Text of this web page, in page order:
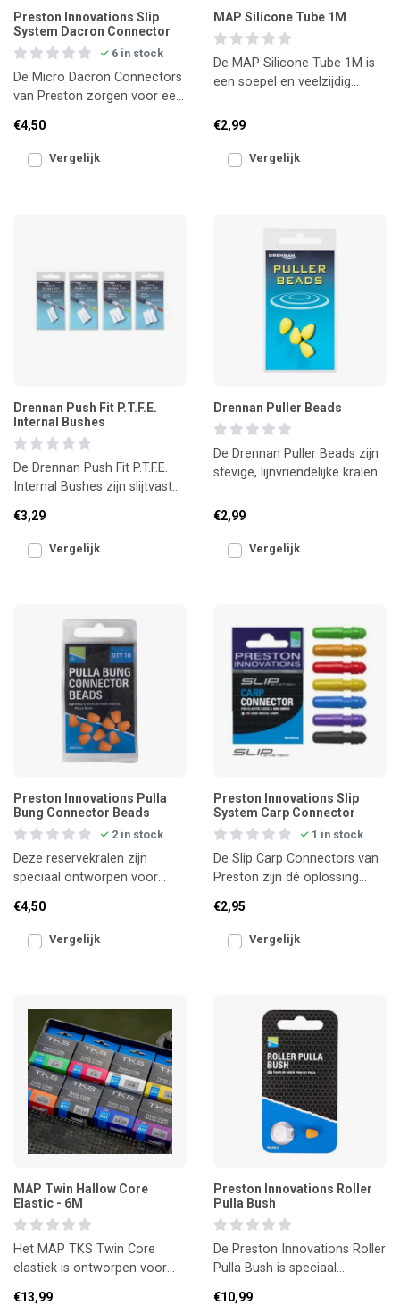
Preston Innovations Slip
System Dacron Connector
6 in stock
De Micro Dacron Connectors
van Preston zorgen voor een
verbinding tussen je
€4,50
Vergelijk
MAP Silicone Tube 1M
De MAP Silicone Tube 1M is
een soepel en veelzijdig
allerlei montages kunt
€2,99
Vergelijk
Drennan Push Fit P.T.F.E.
Internal Bushes
De Drennan Push Fit P.T.F.E.
Internal Bushes zijn slijtvaste,
vaste stok.
€3,29
Vergelijk
Drennan Puller Beads
De Drennan Puller Beads zijn
stevige, lijnvriendelijke kralen
puller bush
€2,99
Vergelijk
Preston Innovations Pulla
Bung Connector Beads
2 in stock
Deze reservekralen zijn
speciaal ontworpen voor
Kits en Pulla Bungs, ma
€4,50
Vergelijk
Preston Innovations Slip
System Carp Connector
1 in stock
De Slip Carp Connectors van
Preston zijn dé oplossing
verbinding tu
€2,95
Vergelijk
MAP Twin Hallow Core
Elastic - 6M
Het MAP TKS Twin Core
elastiek is ontworpen voor
vaste hengel.
€13,99
Preston Innovations Roller
Pulla Bush
De Preston Innovations Roller
Pulla Bush is speciaal
soepel en gecontrolee
€10,99